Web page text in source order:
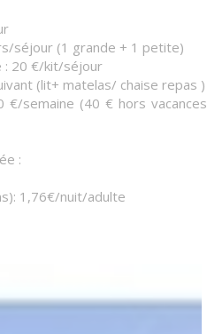
séjour (1 grande + 1 petite)
: 20 €/kit/séjour
(lit+ matelas/ chaise repas )
€/semaine (40 € hors vacances
:
1,76€/nuit/adulte